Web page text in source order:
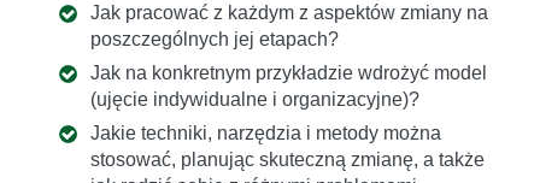
Jak pracować z każdym z aspektów zmiany na
poszczególnych jej etapach?
Jak na konkretnym przykładzie wdrożyć model
(ujęcie indywidualne i organizacyjne)?
Jakie techniki, narzędzia i metody można
stosować, planując skuteczną zmianę, a także